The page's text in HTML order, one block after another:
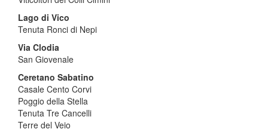
Lago di Vico
Tenuta Ronci di Nepi
Via Clodia
San Giovenale
Ceretano Sabatino
Casale Cento Corvi
Poggio della Stella
Tenuta Tre Cancelli
Terre del Veio